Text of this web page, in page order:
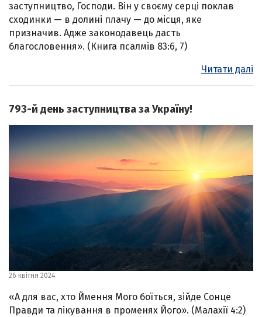
заступництво, Господи. Він у своєму серці поклав
сходинки — в долині плачу — до місця, яке
призначив. Адже законодавець дасть
благословення». (Книга псалмів 83:6, 7)
Читати далі
793-й день заступництва за Україну!
26 квітня 2024
«А для вас, хто Ймення Мого боїться, зійде Сонце
Правди та лікування в променях Його». (Малахії 4:2)